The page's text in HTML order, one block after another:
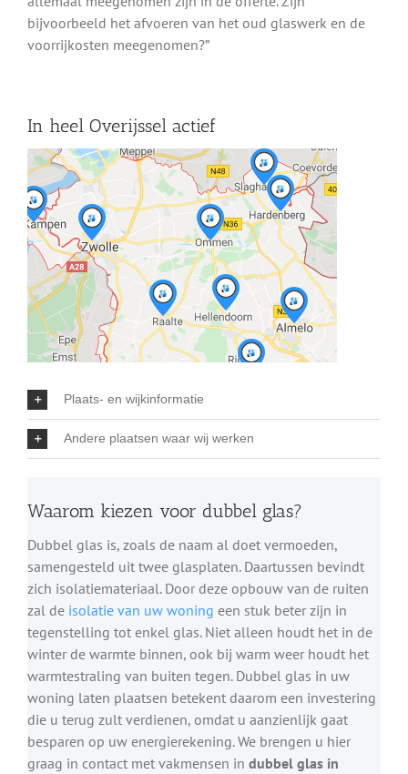
bijvoorbeeld het afvoeren van het oud glaswerk en de
voorrijkosten meegenomen?”
In heel Overijssel actief
Plaats- en wijkinformatie
Andere plaatsen waar wij werken
Waarom kiezen voor dubbel glas?
Dubbel glas is, zoals de naam al doet vermoeden,
samengesteld uit twee glasplaten. Daartussen bevindt
zich isolatiemateriaal. Door deze opbouw van de ruiten
zal de isolatie van uw woning een stuk beter zijn in
tegenstelling tot enkel glas. Niet alleen houdt het in de
winter de warmte binnen, ook bij warm weer houdt het
warmtestraling van buiten tegen. Dubbel glas in uw
woning laten plaatsen betekent daarom een investering
die u terug zult verdienen, omdat u aanzienlijk gaat
besparen op uw energierekening. We brengen u hier
graag in contact met vakmensen in dubbel glas in